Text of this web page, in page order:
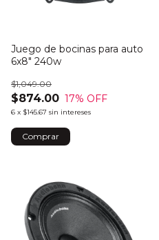
Juego de bocinas para auto
6x8" 240w
$874.00
$1,049.00
17% OFF
6 x $145.67 sin intereses